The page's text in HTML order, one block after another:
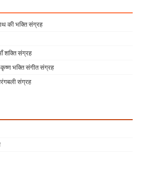
की भक्ति संग्रह
शक्ति संग्रह
भक्ति संगीत संग्रह
संग्रह